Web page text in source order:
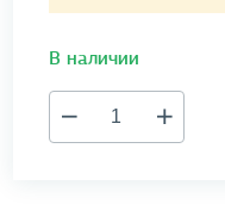
В наличии